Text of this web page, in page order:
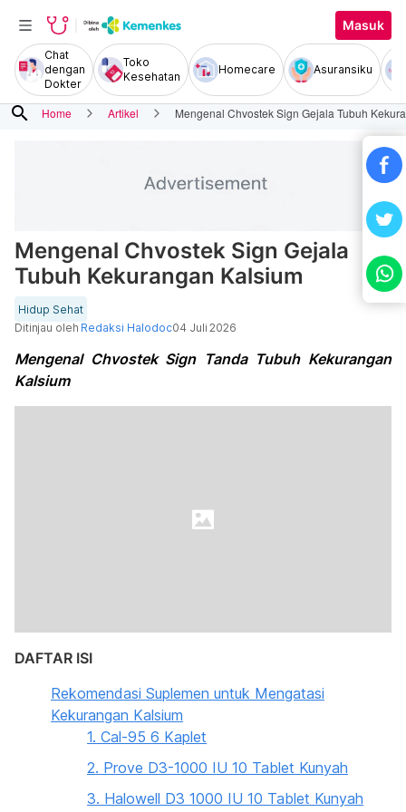
Masuk
Chat
dengan
Dokter
Toko
Kesehatan
Homecare Asuransiku
search Home Artikel Mengenal Chvostek Sign Gejala Tubuh
Mengenal Chvostek Sign Gejala
Tubuh Kekurangan Kalsium
Hidup Sehat
Ditinjau oleh Redaksi Halodoc04 Juli 2026
Mengenal Chvostek Sign Tanda Tubuh Kekurangan
Kalsium
DAFTAR ISI
Rekomendasi Suplemen untuk Mengatasi
Kekurangan Kalsium
1. Cal-95 6 Kaplet
2. Prove D3-1000 IU 10 Tablet Kunyah
3. Halowell D3 1000 IU 10 Tablet Kunyah